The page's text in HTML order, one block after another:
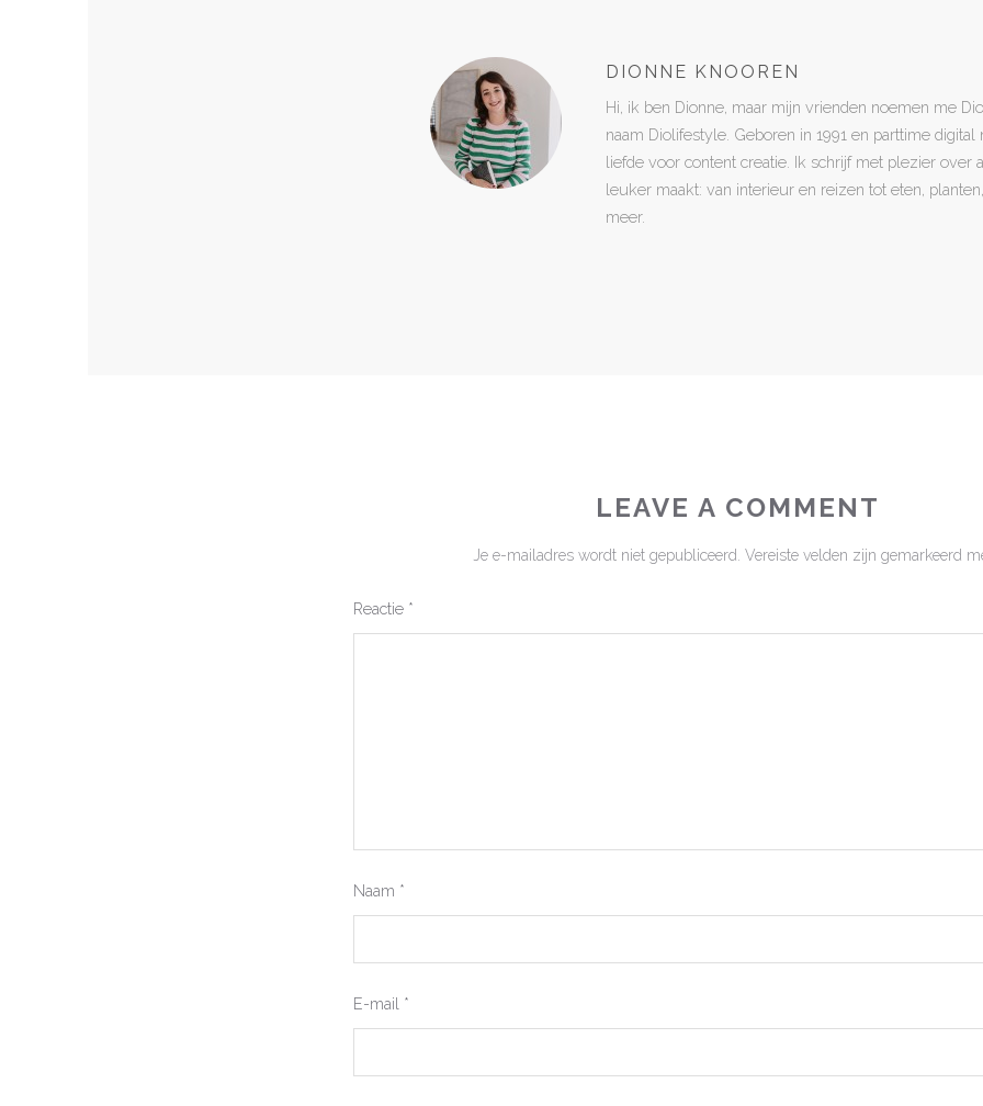
DIONNE KNOOREN
Hi, ik ben Dionne, maar mijn vrienden noemen me
naam Diolifestyle. Geboren in 1991 en parttime
liefde voor content creatie. Ik schrijf met plezier over
leuker maakt: van interieur en reizen tot eten,
meer.
LEAVE A COMMENT
Je e-mailadres wordt niet gepubliceerd. Vereiste velden zijn gemarkeerd
Reactie *
Naam *
E-mail *